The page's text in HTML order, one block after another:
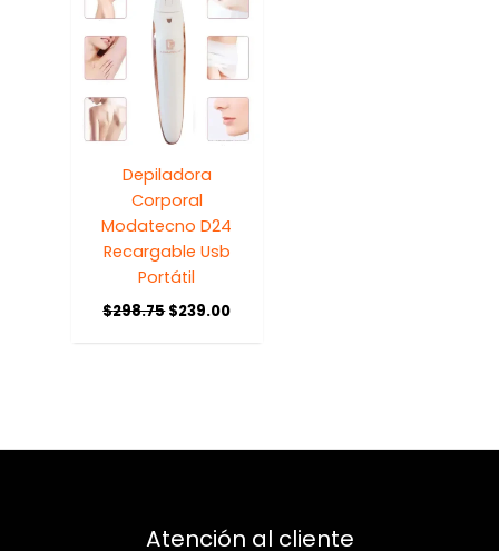
Depiladora
Corporal
Modatecno D24
Recargable Usb
Portátil
$298.75
$298.75.
$239.00
$239.00.
Atención al cliente